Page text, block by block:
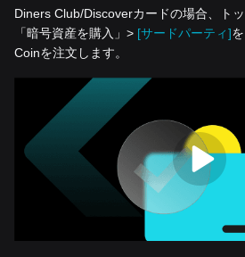
Diners Club/Discoverカードの場合、ト
「暗号資産を‌購入」> [サードパーティ]
Coinを注文します。